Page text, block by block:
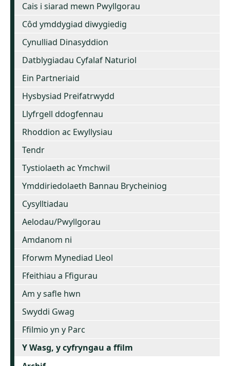
Cais i siarad mewn Pwyllgorau
Côd ymddygiad diwygiedig
Cynulliad Dinasyddion
Datblygiadau Cyfalaf Naturiol
Ein Partneriaid
Hysbysiad Preifatrwydd
Llyfrgell ddogfennau
Rhoddion ac Ewyllysiau
Tendr
Tystiolaeth ac Ymchwil
Ymddiriedolaeth Bannau Brycheiniog
Cysylltiadau
Aelodau/Pwyllgorau
Amdanom ni
Fforwm Mynediad Lleol
Ffeithiau a Ffigurau
Am y safle hwn
Swyddi Gwag
Ffilmio yn y Parc
Y Wasg, y cyfryngau a ffilm